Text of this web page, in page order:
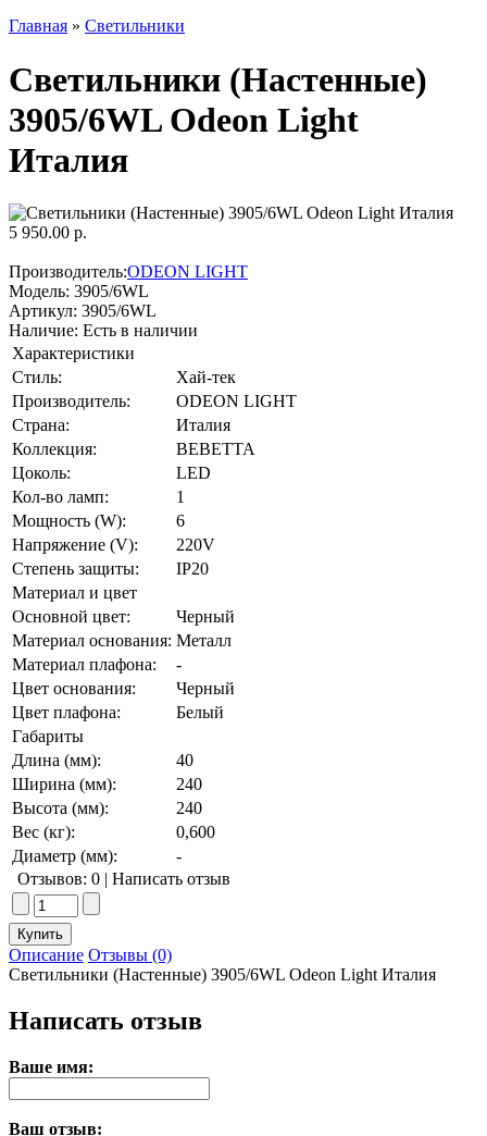
Главная » Светильники
Светильники (Настенные)
3905/6WL Odeon Light
Италия
5 950.00 р.
Производитель:ODEON LIGHT
Модель: 3905/6WL
Артикул: 3905/6WL
Наличие: Есть в наличии
Характеристики
Стиль:
Хай-тек
Производитель:
ODEON LIGHT
Страна:
Италия
Коллекция:
BEBETTA
Цоколь:
LED
Кол-во ламп:
1
Мощность (W):
6
Напряжение (V):
220V
Степень защиты:
IP20
Материал и цвет
Основной цвет:
Черный
Материал основания: Металл
Материал плафона:
-
Цвет основания:
Черный
Цвет плафона:
Белый
Габариты
Длина (мм):
40
Ширина (мм):
240
Высота (мм):
240
Вес (кг):
0,600
Диаметр (мм):
-
Отзывов: 0 | Написать отзыв
Описание Отзывы (0)
Светильники (Настенные) 3905/6WL Odeon Light Италия
Написать отзыв
Ваше имя:
Ваш отзыв: